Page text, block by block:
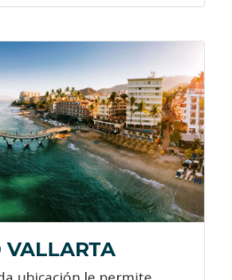
VALLARTA
¿QUÉ HACER?
con sus espectaculares
y practica las distintas
acuáticas que se realizan
en la ciudad.
de festivales dedicados a
tradiciones culinarias de
México.
sol, visita las decenas de
clubes nocturnos que se
por toda la ciudad.